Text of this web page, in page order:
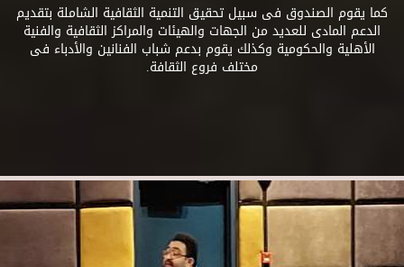
كما يقوم الصندوق فى سبيل تحقيق التنمية الثقافية الشاملة بتقديم
الدعم المادى للعديد من الجهات والهيئات والمراكز الثقافية والفنية
الأهلية والحكومية وكذلك يقوم بدعم شباب الفنانين والأدباء فى
مختلف فروع الثقافة.